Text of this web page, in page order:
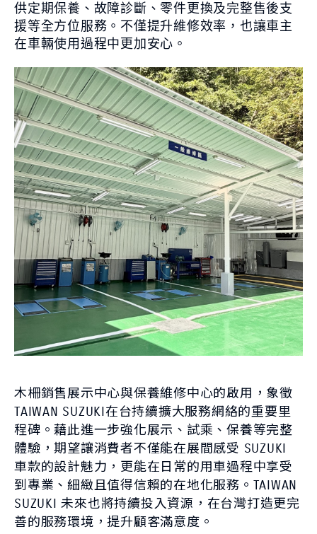
供定期保養、故障診斷、零件更換及完整售後支
援等全方位服務。不僅提升維修效率，也讓車主
在車輛使用過程中更加安心。
木柵銷售展示中心與保養維修中心的啟用，象徵
TAIWAN SUZUKI在台持續擴大服務網絡的重要里
程碑。藉此進一步強化展示、試乘、保養等完整
體驗，期望讓消費者不僅能在展間感受 SUZUKI
車款的設計魅力，更能在日常的用車過程中享受
到專業、細緻且值得信賴的在地化服務。TAIWAN
SUZUKI 未來也將持續投入資源，在台灣打造更完
善的服務環境，提升顧客滿意度。